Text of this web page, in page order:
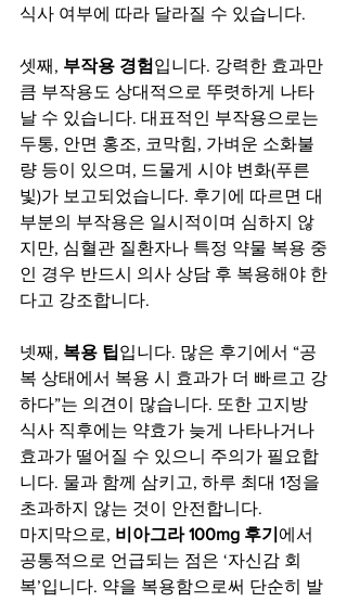
식사 여부에 따라 달라질 수 있습니다.
셋째, 부작용 경험 입니다. 강력한 효과만
큼 부작용도 상대적으로 뚜렷하게 나타
날 수 있습니다. 대표적인 부작용으로는
두통, 안면 홍조, 코막힘, 가벼운 소화불
량 등이 있으며, 드물게 시야 변화(푸른
빛)가 보고되었습니다. 후기에 따르면 대
부분의 부작용은 일시적이며 심하지 않
지만, 심혈관 질환자나 특정 약물 복용 중
인 경우 반드시 의사 상담 후 복용해야 한
다고 강조합니다.
넷째, 복용 팁입니다. 많은 후기에서 “공
복 상태에서 복용 시 효과가 더 빠르고 강
하다”는 의견이 많습니다. 또한 고지방
식사 직후에는 약효가 늦게 나타나거나
효과가 떨어질 수 있으니 주의가 필요합
니다. 물과 함께 삼키고, 하루 최대 1정을
초과하지 않는 것이 안전합니다.
마지막으로, 비아그라 100mg 후기 에서
공통적으로 언급되는 점은 ‘자신감 회
복’입니다. 약을 복용함으로써 단순히 발